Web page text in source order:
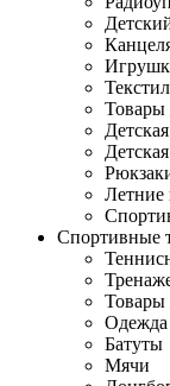
Товары
Летние
Спортивные
Товары
Одежда
Батуты
Мячи